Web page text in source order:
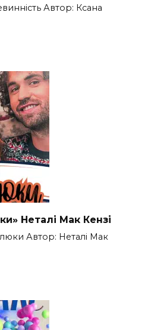
Автор: Ксана
Неталі Мак Кензі
Автор: Неталі Мак